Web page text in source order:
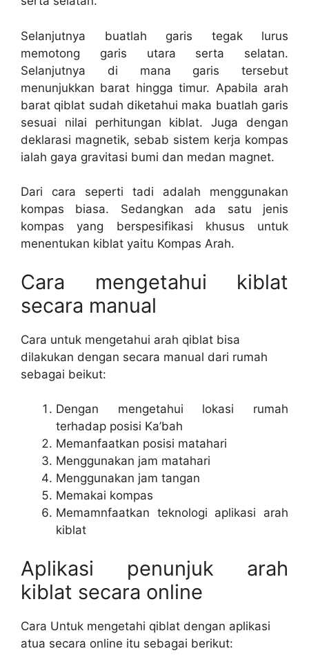
Selanjutnya buatlah garis tegak lurus
memotong garis utara serta selatan.
Selanjutnya di mana garis tersebut
menunjukkan barat hingga timur. Apabila arah
barat qiblat sudah diketahui maka buatlah garis
sesuai nilai perhitungan kiblat. Juga dengan
deklarasi magnetik, sebab sistem kerja kompas
ialah gaya gravitasi bumi dan medan magnet.
Dari cara seperti tadi adalah menggunakan
kompas biasa. Sedangkan ada satu jenis
kompas yang berspesifikasi khusus untuk
menentukan kiblat yaitu Kompas Arah.
Cara mengetahui kiblat
secara manual
Cara untuk mengetahui arah qiblat bisa
dilakukan dengan secara manual dari rumah
sebagai beikut:
Dengan mengetahui lokasi rumah
terhadap posisi Ka’bah
Memanfaatkan posisi matahari
Menggunakan jam matahari
Menggunakan jam tangan
Memakai kompas
Memamnfaatkan teknologi aplikasi arah
kiblat
Aplikasi penunjuk arah
kiblat secara online
Cara Untuk mengetahi qiblat dengan aplikasi
atua secara online itu sebagai berikut: